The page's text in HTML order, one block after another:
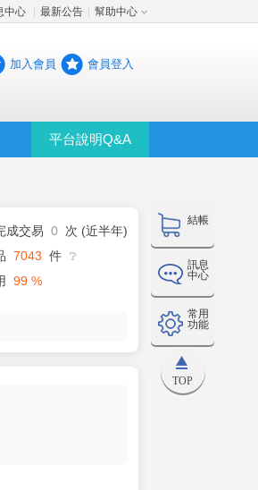
中心 最新公告 幫助中心
加入會員 會員登入
平台說明Q&A
結帳
訊息
中心
常用
功能
TOP
成交易 0
次 (近半年)
7043 件 ❔
99 %